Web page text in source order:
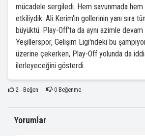
mücadele sergiledi. Hem savunmada
etkiliydik. Ali Kerim'in gollerinin yanı sıra
büyüktü. Play-Off’ta da aynı azimle
Yeşillerspor, Gelişim Ligi'ndeki bu
üzerine çekerken, Play-Off yolunda da
ilerleyeceğini gösterdi.
2 - Beğen 0Beğenme
Yorumlar